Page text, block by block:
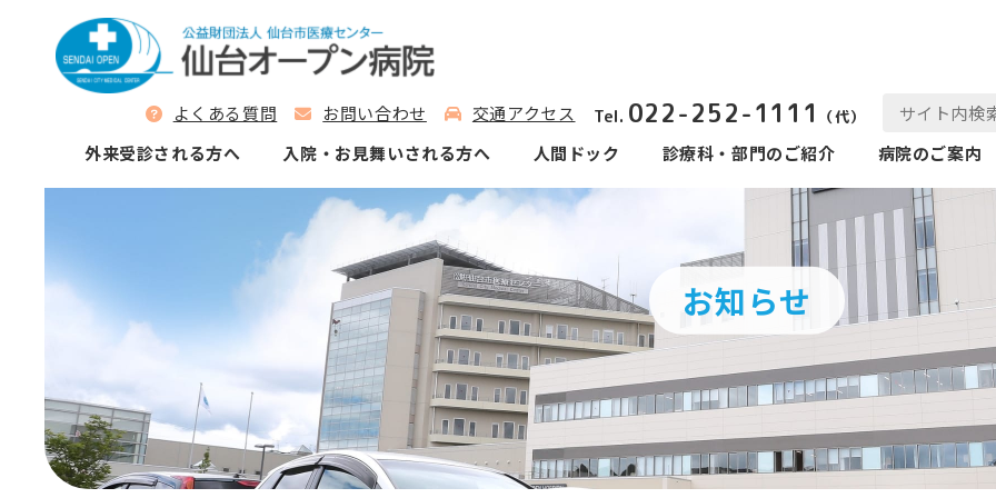
よくある質問 お問い合わせ 交通アクセス Tel. 022-252-1111 （代）
外来受診される⽅へ ⼊院‧お⾒舞いされる⽅へ 人間ドック 診療科‧部⾨のご紹介 病院のご案内
お知らせ